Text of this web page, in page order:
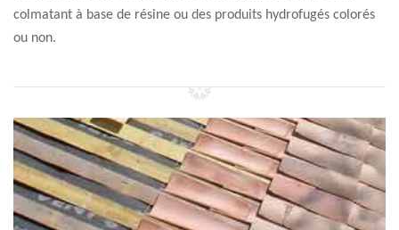
colmatant à base de résine ou des produits hydrofugés colorés
ou non.